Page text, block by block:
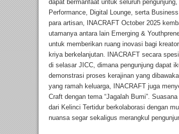
dapat bermanfaat untuk seluruh
Performance, Digital Lounge, serta
para artisan, INACRAFT October 2025
utamanya antara lain Emerging &
untuk memberikan ruang inovasi bagi
kriya berkelanjutan. INACRAFT secara
di selasar JICC, dimana pengunjung dapat
demonstrasi proses kerajinan yang
yang ramah keluarga, INACRAFT juga
Craft dengan tema “Jagalah Bumi”.
dari Kelinci Tertidur berkolaborasi dengan
nuansa segar sekaligus merangkul